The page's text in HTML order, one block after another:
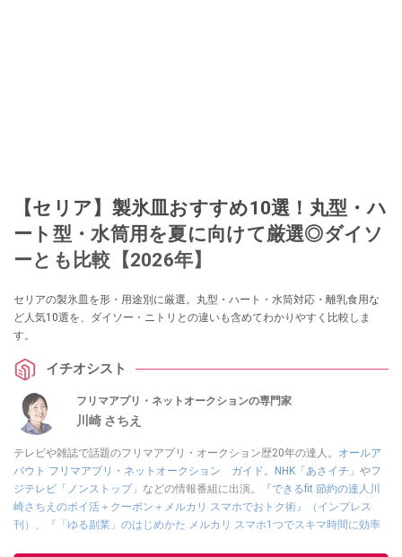
【セリア】製氷皿おすすめ10選！丸型・ハ
ート型・水筒用を夏に向けて厳選◎ダイソ
ーとも比較【2026年】
セリアの製氷皿を形・用途別に厳選。丸型・ハート・水筒対応・離乳食用な
ど人気10選を、ダイソー・ニトリとの違いも含めてわかりやすく比較しま
す。
イチオシスト
フリマアプリ・ネットオークションの専門家
川崎 さちえ
テレビや雑誌で話題のフリマアプリ・オークション歴20年の達人。 オールア
バウト フリマアプリ・ネットオークション ガイド。 NHK「あさイチ」 やフ
ジテレビ「ノンストップ」 などの情報番組に出演。
『できるfit 節約の達人川
崎さちえのポイ活＋クーポン＋メルカリ スマホでおトク術』（インプレス
刊） 、
『「ゆる副業」のはじめかた メルカリ スマホ1つでスキマ時間に効率